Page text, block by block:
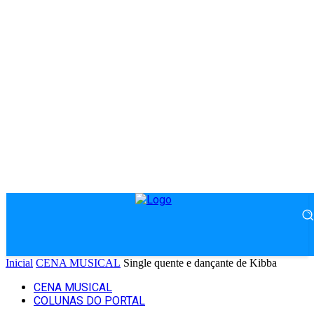
Inicial CENA MUSICAL Single quente e dançante de Kibba
CENA MUSICAL
COLUNAS DO PORTAL